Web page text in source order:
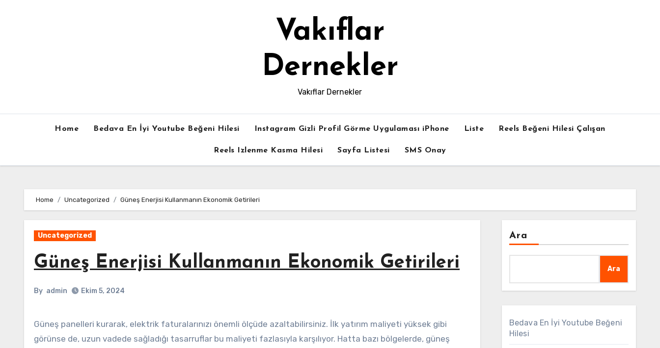
Vakıflar
Dernekler
Vakıflar Dernekler
Home Bedava En İyi Youtube Beğeni Hilesi Instagram Gizli Profil Görme Uygulaması iPhone Liste Reels Beğeni Hilesi Çalışan
Reels Izlenme Kasma Hilesi Sayfa Listesi SMS Onay
Home Uncategorized Güneş Enerjisi Kullanmanın Ekonomik Getirileri
Uncategorized
Güneş Enerjisi Kullanmanın Ekonomik Getirileri
By admin Ekim 5, 2024
Güneş panelleri kurarak, elektrik faturalarınızı önemli ölçüde azaltabilirsiniz. İlk yatırım maliyeti yüksek gibi
görünse de, uzun vadede sağladığı tasarruflar bu maliyeti fazlasıyla karşılıyor. Hatta bazı bölgelerde, güneş
Ara
Ara
Bedava En İyi Youtube Beğeni
Hilesi